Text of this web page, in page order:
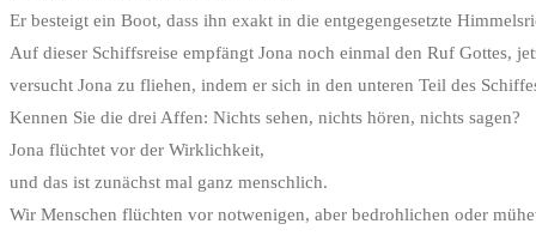
Er besteigt ein Boot, dass ihn exakt in die entgegengesetzte
Auf dieser Schiffsreise empfängt Jona noch einmal den Ruf Gottes,
versucht Jona zu fliehen, indem er sich in den unteren Teil des
Kennen Sie die drei Affen: Nichts sehen, nichts hören, nichts sagen?
Jona flüchtet vor der Wirklichkeit,
und das ist zunächst mal ganz menschlich.
Wir Menschen flüchten vor notwenigen, aber bedrohlichen oder